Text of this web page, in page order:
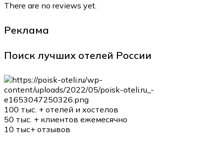
There are no reviews yet.
Реклама
Поиск лучших отелей России
100 тыс. + отелей и хостелов
50 тыс. + клиентов ежемесячно
10 тыс+ отзывов